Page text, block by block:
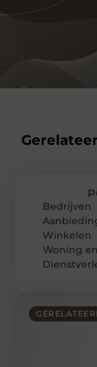
Bedrijven
Winkelen
Woning